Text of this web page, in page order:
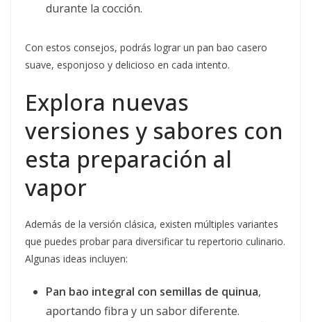
durante la cocción.
Con estos consejos, podrás lograr un pan bao casero
suave, esponjoso y delicioso en cada intento.
Explora nuevas
versiones y sabores con
esta preparación al
vapor
Además de la versión clásica, existen múltiples variantes
que puedes probar para diversificar tu repertorio culinario.
Algunas ideas incluyen:
Pan bao integral con semillas de quinua,
aportando fibra y un sabor diferente.